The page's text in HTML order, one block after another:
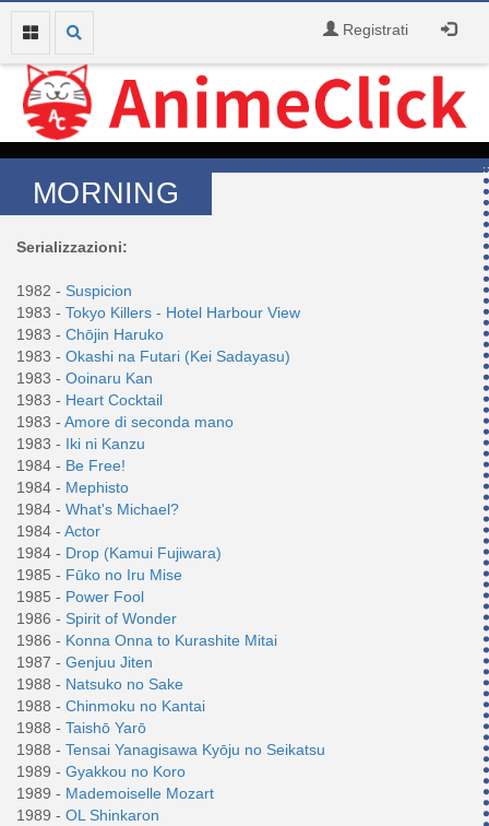
Registrati
MORNING
Serializzazioni:
1982 - Suspicion
1983 - Tokyo Killers - Hotel Harbour View
1983 - Chōjin Haruko
1983 - Okashi na Futari (Kei Sadayasu)
1983 - Ooinaru Kan
1983 - Heart Cocktail
1983 - Amore di seconda mano
1983 - Iki ni Kanzu
1984 - Be Free!
1984 - Mephisto
1984 - What's Michael?
1984 - Actor
1984 - Drop (Kamui Fujiwara)
1985 - Fūko no Iru Mise
1985 - Power Fool
1986 - Spirit of Wonder
1986 - Konna Onna to Kurashite Mitai
1987 - Genjuu Jiten
1988 - Natsuko no Sake
1988 - Chinmoku no Kantai
1988 - Taishō Yarō
1988 - Tensai Yanagisawa Kyōju no Seikatsu
1989 - Gyakkou no Koro
1989 - Mademoiselle Mozart
1989 - OL Shinkaron